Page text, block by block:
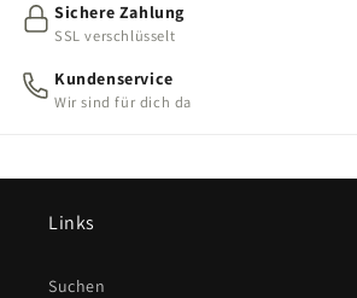
Sichere Zahlung
SSL verschlüsselt
Kundenservice
Wir sind für dich da
Links
Suchen